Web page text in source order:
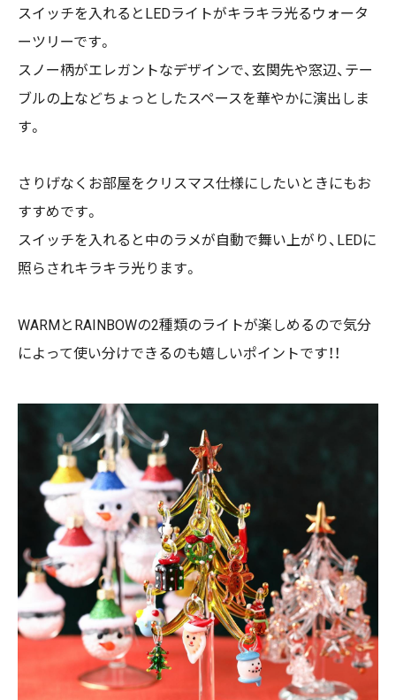
スイッチを入れるとLEDライトがキラキラ光るウォータ
ーツリーです。
スノー柄がエレガントなデザインで、玄関先や窓辺、テー
ブルの上などちょっとしたスペースを華やかに演出しま
す。
さりげなくお部屋をクリスマス仕様にしたいときにもお
すすめです。
スイッチを入れると中のラメが自動で舞い上がり、LEDに
照らされキラキラ光ります。
WARMとRAINBOWの2種類のライトが楽しめるので気分
によって使い分けできるのも嬉しいポイントです！！